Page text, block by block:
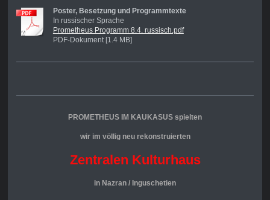
Poster, Besetzung und Programmtexte
In russischer Sprache
Prometheus Programm 8.4. russisch.pdf
PDF-Dokument [1.4 MB]
PROMETHEUS IM KAUKASUS spielten
wir im völlig neu rekonstruierten
Zentralen Kulturhaus
in Nazran / Inguschetien